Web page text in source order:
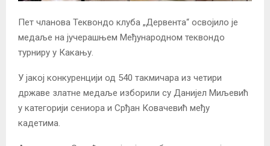
Пет чланова Теквондо клуба „Дервента“ освојило је
медаље на јучерашњем Међународном теквондо
турниру у Какању.
У јакој конкуренцији од 540 такмичара из четири
државе златне медаље изборили су Данијел Миљевић
у категорији сениора и Срђан Ковачевић међу
кадетима.